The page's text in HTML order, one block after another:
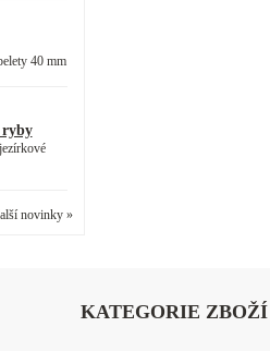
40 mm
novinky »
KATEGORIE ZBOŽÍ